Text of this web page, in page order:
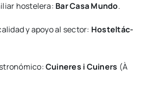
hos­te­le­ra: Bar Casa Mun­do.
y apo­yo al sec­tor: Hos­tel­tác­
Cui­ne­res i Cui­ners (À